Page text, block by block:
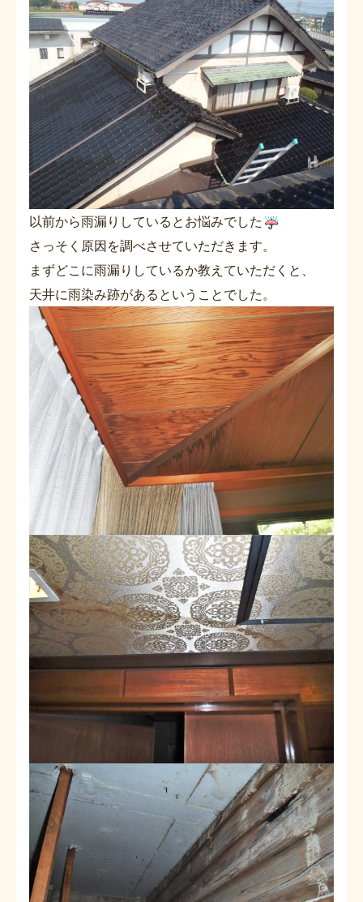
以前から雨漏りしているとお悩みでした
さっそく原因を調べさせていただきます。
まずどこに雨漏りしているか教えていただくと、
天井に雨染み跡があるということでした。